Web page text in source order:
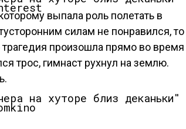
выпала роль полетать в
силам не понравился, то
произошла прямо во время
трос, гимнаст рухнул на землю.